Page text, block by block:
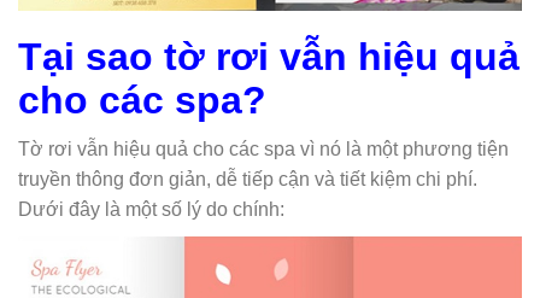
Tại sao tờ rơi vẫn hiệu quả
cho các spa?
Tờ rơi vẫn hiệu quả cho các spa vì nó là một phương tiện
truyền thông đơn giản, dễ tiếp cận và tiết kiệm chi phí.
Dưới đây là một số lý do chính: